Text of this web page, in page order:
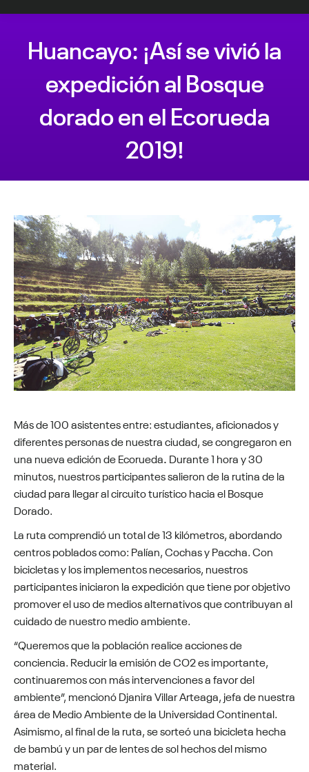
Huancayo: ¡Así se vivió la
expedición al Bosque
dorado en el Ecorueda
2019!
Más de 100 asistentes entre: estudiantes, aficionados y
diferentes personas de nuestra ciudad, se congregaron en
una nueva edición de Ecorueda. Durante 1 hora y 30
minutos, nuestros participantes salieron de la rutina de la
ciudad para llegar al circuito turístico hacia el Bosque
Dorado.
La ruta comprendió un total de 13 kilómetros, abordando
centros poblados como: Palían, Cochas y Paccha. Con
bicicletas y los implementos necesarios, nuestros
participantes iniciaron la expedición que tiene por objetivo
promover el uso de medios alternativos que contribuyan al
cuidado de nuestro medio ambiente.
“Queremos que la población realice acciones de
conciencia. Reducir la emisión de CO2 es importante,
continuaremos con más intervenciones a favor del
ambiente”, mencionó Djanira Villar Arteaga, jefa de nuestra
área de Medio Ambiente de la Universidad Continental.
Asimismo, al final de la ruta, se sorteó una bicicleta hecha
de bambú y un par de lentes de sol hechos del mismo
material.